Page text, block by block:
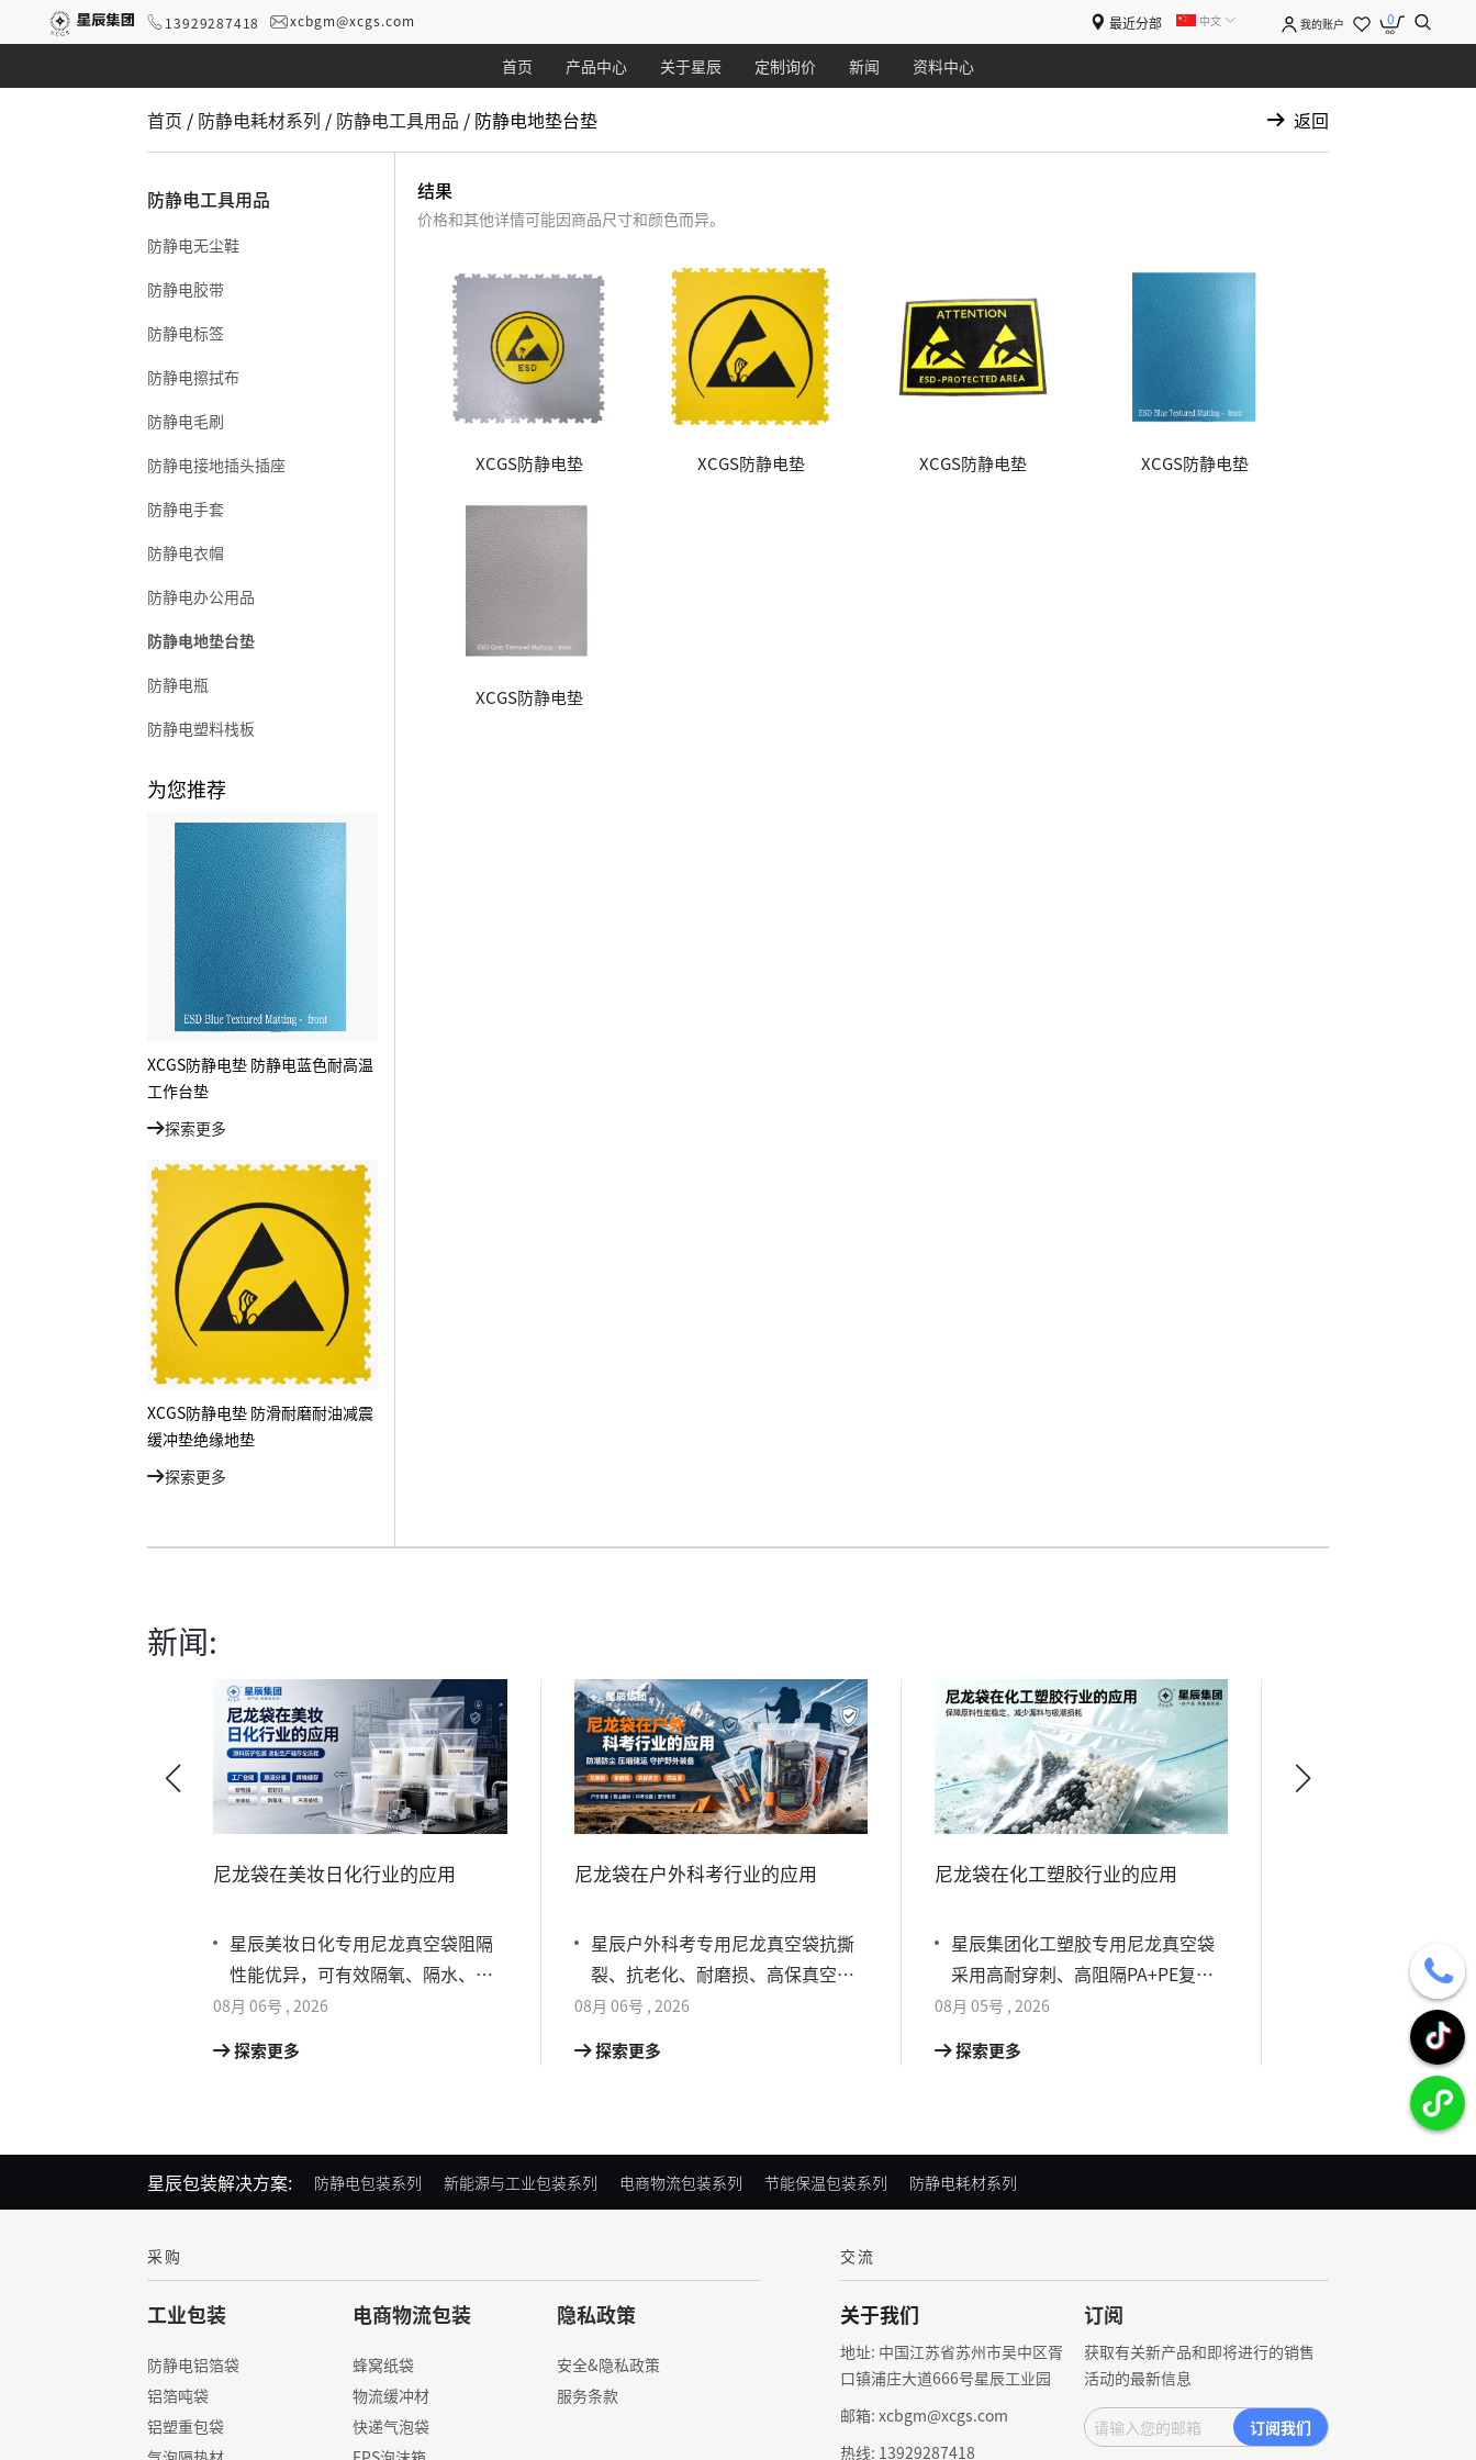
13929287418 xcbgm@xcgs.com
首页 产品中心 关于星辰 定制询价 新闻 资料中心
最近分部 中文 我的账户 0
首页 / 防静电耗材系列 / 防静电工具用品 / 防静电地垫台垫 返回
防静电工具用品
防静电无尘鞋
防静电胶带
防静电标签
防静电擦拭布
防静电毛刷
防静电接地插头插座
防静电手套
防静电衣帽
防静电办公用品
防静电地垫台垫
防静电瓶
防静电塑料栈板
为您推荐
XCGS防静电垫 防静电蓝色耐高温
工作台垫
探索更多
XCGS防静电垫 防滑耐磨耐油减震
缓冲垫绝缘地垫
探索更多
结果
价格和其他详情可能因商品尺寸和颜色而异。
XCGS防静电垫 XCGS防静电垫 XCGS防静电垫 XCGS防静电垫
XCGS防静电垫
新闻:
尼龙袋在美妆日化行业的应用
星辰美妆日化专用尼龙真空袋阻隔
性能优异，可有效隔氧、隔水、防
潮、防尘、防氧化，最大程度保留
08月 06号 ,2026
探索更多
尼龙袋在户外科考行业的应用
星辰户外科考专用尼龙真空袋抗撕
裂、抗老化、耐磨损、高保真空、
防潮防盐雾性能突出。
08月 06号 , 2026
探索更多
尼龙袋在化工塑胶行业的应用
星辰集团化工塑胶专用尼龙真空袋
采用高耐穿刺、高阻隔PA+PE复合
材质，抗摩擦、抗挤压、耐颗粒穿
08月 05号 ,2026
探索更多
全新原料生产，无
备高阻隔、耐穿刺
适配灭菌工艺、无
防尘防潮等特性。
星辰包装解决方案: 防静电包装系列 新能源与工业包装系列 电商物流包装系列 节能保温包装系列 防静电耗材系列
采购
工业包装
防静电铝箔袋
铝箔吨袋
铝塑重包袋
电商物流包装
蜂窝纸袋
物流缓冲材
快递气泡袋
隐私政策
安全&隐私政策
服务条款
交流
关于我们
地址: 中国江苏省苏州市吴中区胥
口镇浦庄大道666号星辰工业园
邮箱: xcbgm@xcgs.com
热线: 13929287418
订阅
获取有关新产品和即将进行的销售
活动的最新信息